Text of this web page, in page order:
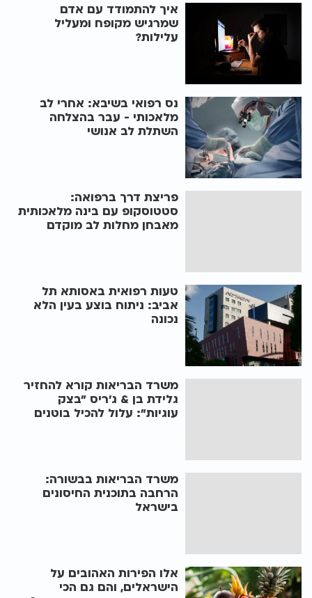
איך להתמודד עם אדם
שמרגיש מקופח ומעליל
עלילות?
נס רפואי בשיבא: אחרי לב
מלאכותי - עבר בהצלחה
השתלת לב אנושי
פריצת דרך ברפואה:
סטטוסקופ עם בינה מלאכותית
מאבחן מחלות לב מוקדם
טעות רפואית באסותא תל
אביב: ניתוח בוצע בעין הלא
נכונה
משרד הבריאות קורא להחזיר
גלידת בן & ג'ריס "בצק
עוגיות": עלול להכיל בוטנים
משרד הבריאות בבשורה:
הרחבה בתוכנית החיסונים
בישראל
אלו הפירות האהובים על
הישראלים, והם גם הכי